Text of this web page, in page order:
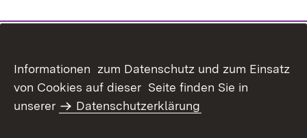
Informationen zum Datenschutz und zum Einsatz
von Cookies auf dieser Seite finden Sie in
unserer
Datenschutzerklärung